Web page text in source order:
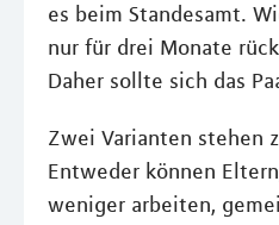
es beim Standesamt.
nur für drei Monate
Daher sollte sich das
Zwei Varianten stehen
Entweder können
weniger arbeiten,